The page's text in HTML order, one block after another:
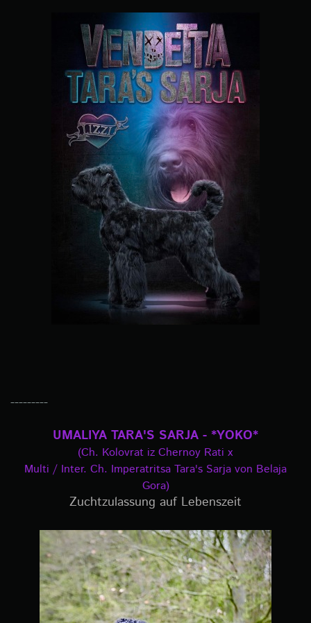
---------
UMALIYA TARA'S SARJA - *YOKO*
(Ch. Kolovrat iz Chernoy Rati x
Multi / Inter. Ch. Imperatritsa Tara's Sarja von Belaja
Gora)
Zuchtzulassung auf Lebenszeit